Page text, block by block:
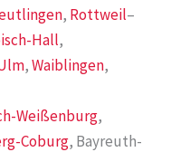
, Rottweil–
Hall,
,Waiblingen,
Weißenburg,
Coburg, Bayreuth-